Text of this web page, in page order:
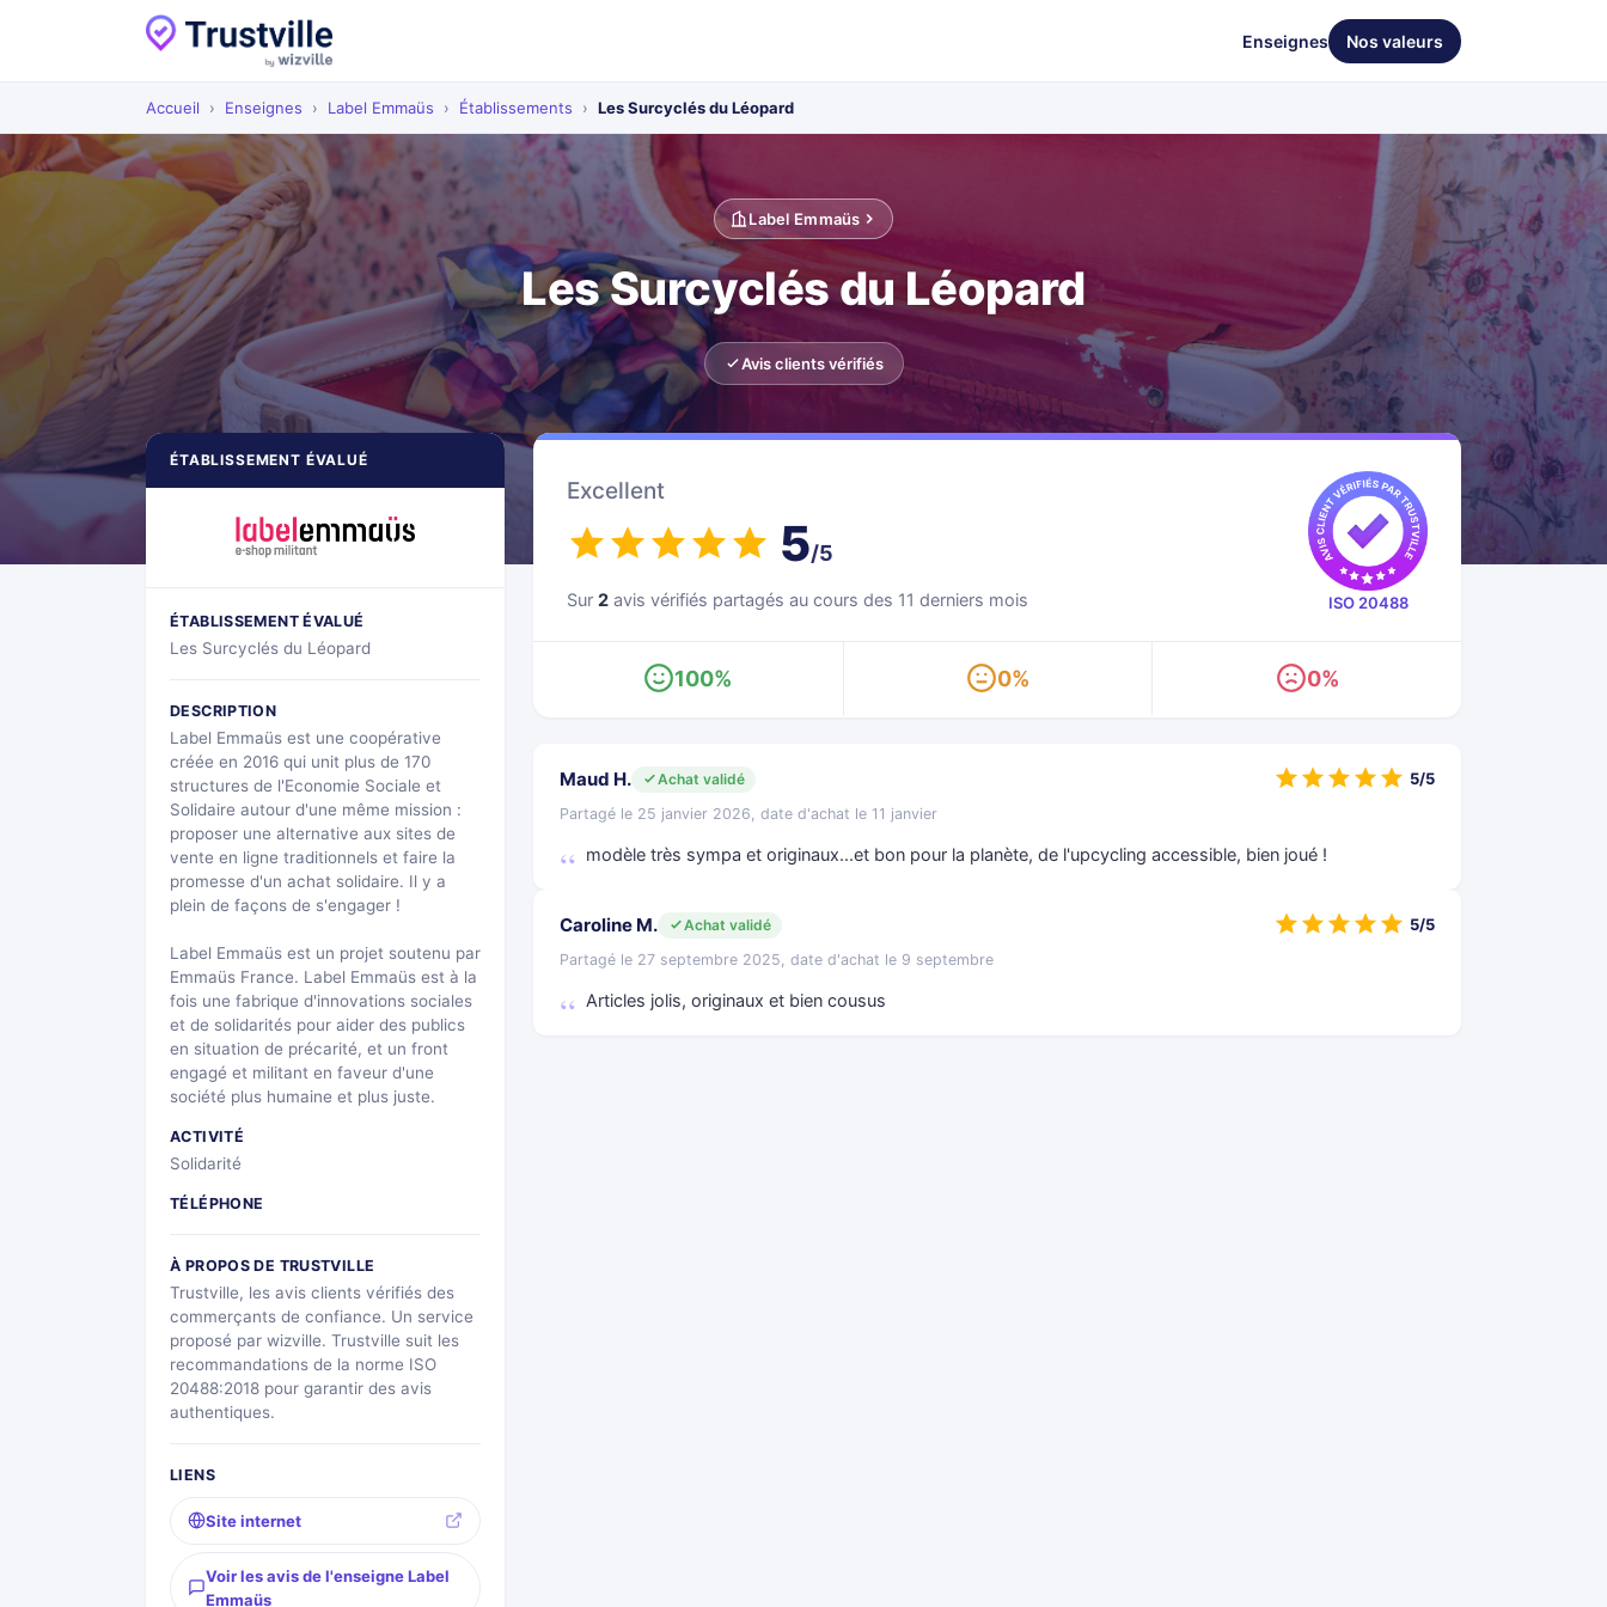
Enseignes Nos valeurs
Accueil › Enseignes › Label Emmaüs › Établissements › Les Surcyclés du Léopard
Label Emmaüs
Les Surcyclés du Léopard
Avis clients vérifiés
ÉTABLISSEMENT ÉVALUÉ
ÉTABLISSEMENT ÉVALUÉ
Les Surcyclés du Léopard
DESCRIPTION
Label Emmaüs est une coopérative
créée en 2016 qui unit plus de 170
structures de l'Economie Sociale et
Solidaire autour d'une même mission :
proposer une alternative aux sites de
vente en ligne traditionnels et faire la
promesse d'un achat solidaire. Il y a
plein de façons de s'engager !
Label Emmaüs est un projet soutenu par
Emmaüs France. Label Emmaüs est à la
fois une fabrique d'innovations sociales
et de solidarités pour aider des publics
en situation de précarité, et un front
engagé et militant en faveur d'une
société plus humaine et plus juste.
ACTIVITÉ
Solidarité
TÉLÉPHONE
À PROPOS DE TRUSTVILLE
Trustville, les avis clients vérifiés des
commerçants de confiance. Un service
proposé par wizville. Trustville suit les
recommandations de la norme ISO
20488:2018 pour garantir des avis
authentiques.
LIENS
Site internet
Voir les avis de l'enseigne Label
Emmaüs
Excellent
5/5
Sur 2 avis vérifiés partagés au cours des 11 derniers mois ISO 20488
100% 0% 0%
Maud H.
Achat validé
Partagé le 25 janvier 2026, date d'achat le 11 janvier
modèle très sympa et originaux...et bon pour la planète, de l'upcycling accessible, bien joué !
5/5
Caroline M.
Achat validé
Partagé le 27 septembre 2025, date d'achat le 9 septembre
Articles jolis, originaux et bien cousus
5/5